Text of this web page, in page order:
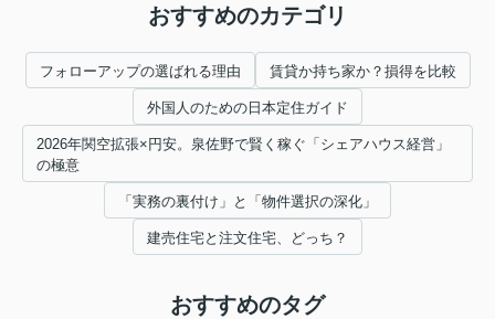
おすすめのカテゴリ
フォローアップの選ばれる理由 賃貸か持ち家か？損得を比較
外国人のための日本定住ガイド
2026年関空拡張×円安。泉佐野で賢く稼ぐ「シェアハウス経営」
の極意
「実務の裏付け」と「物件選択の深化」
建売住宅と注文住宅、どっち？
おすすめのタグ